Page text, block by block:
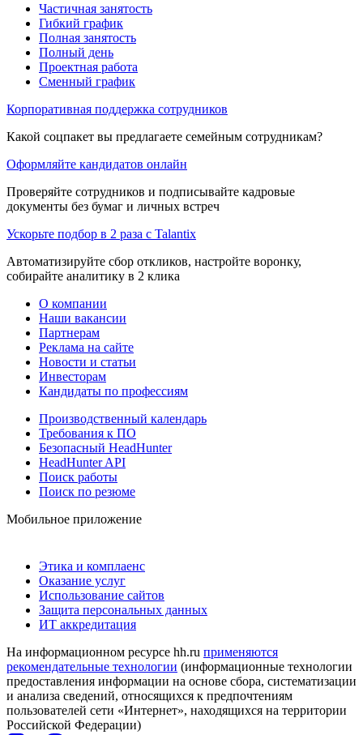
Частичная занятость
Гибкий график
Полная занятость
Полный день
Проектная работа
Сменный график
Корпоративная поддержка сотрудников
Какой соцпакет вы предлагаете семейным сотрудникам?
Оформляйте кандидатов онлайн
Проверяйте сотрудников и подписывайте кадровые
документы без бумаг и личных встреч
Ускорьте подбор в 2 раза с Talantix
Автоматизируйте сбор откликов, настройте воронку,
собирайте аналитику в 2 клика
О компании
Наши вакансии
Партнерам
Реклама на сайте
Новости и статьи
Инвесторам
Кандидаты по профессиям
Производственный календарь
Требования к ПО
Безопасный HeadHunter
HeadHunter API
Поиск работы
Поиск по резюме
Мобильное приложение
Этика и комплаенс
Оказание услуг
Использование сайтов
Защита персональных данных
ИТ аккредитация
На информационном ресурсе hh.ru применяются
рекомендательные технологии (информационные технологии
предоставления информации на основе сбора, систематизации
и анализа сведений, относящихся к предпочтениям
пользователей сети «Интернет», находящихся на территории
Российской Федерации)